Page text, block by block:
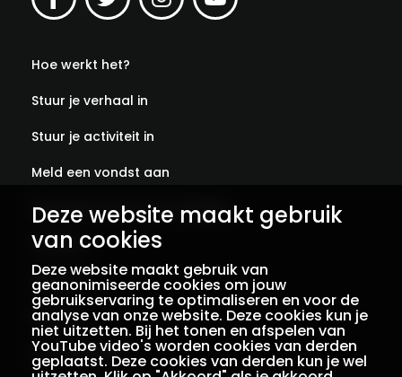
Deze website maakt gebruik
van cookies
Deze website maakt gebruik van
geanonimiseerde cookies om jouw
gebruikservaring te optimaliseren en voor de
analyse van onze website. Deze cookies kun je
niet uitzetten. Bij het tonen en afspelen van
YouTube video's worden cookies van derden
geplaatst. Deze cookies van derden kun je wel
Hoe werkt het?
Stuur je verhaal in
Stuur je activiteit in
Meld een vondst aan
Abonneer je op onze verhalen
Contact
Colofon
Privacy
Voorwaarden